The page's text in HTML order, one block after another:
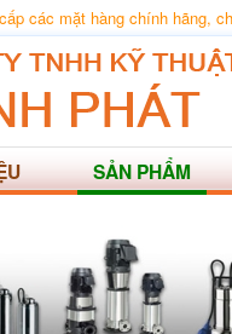
các mặt hàng chính hãng,
SẢN PHẨM